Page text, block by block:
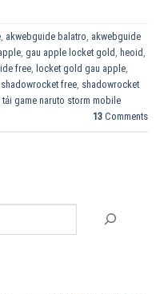
, akwebguide balatro, akwebguide
, gau apple locket gold , heoid ,
free, locket gold gau apple,
shadowrocket free, shadowrocket
tải game naruto storm mobile
13 Comments